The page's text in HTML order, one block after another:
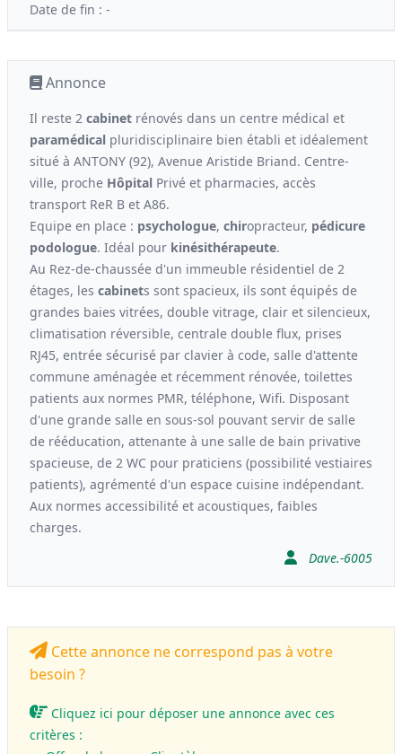
Date de fin : -
Annonce
Il reste 2 cabinet rénovés dans un centre médical et
paramédical pluridisciplinaire bien établi et idéalement
situé à ANTONY (92), Avenue Aristide Briand. Centre-
ville, proche Hôpital Privé et pharmacies, accès
transport ReR B et A86.
Equipe en place : psychologue, chiropracteur, pédicure
podologue. Idéal pour kinésithérapeute.
Au Rez-de-chaussée d'un immeuble résidentiel de 2
étages, les cabinets sont spacieux, ils sont équipés de
grandes baies vitrées, double vitrage, clair et silencieux,
climatisation réversible, centrale double flux, prises
RJ45, entrée sécurisé par clavier à code, salle d'attente
commune aménagée et récemment rénovée, toilettes
patients aux normes PMR, téléphone, Wifi. Disposant
d'une grande salle en sous-sol pouvant servir de salle
de rééducation, attenante à une salle de bain privative
spacieuse, de 2 WC pour praticiens (possibilité vestiaires
patients), agrémenté d'un espace cuisine indépendant.
Aux normes accessibilité et acoustiques, faibles
charges.
Dave.-6005
Cette annonce ne correspond pas à votre
besoin ?
Cliquez ici pour déposer une annonce avec ces
critères :